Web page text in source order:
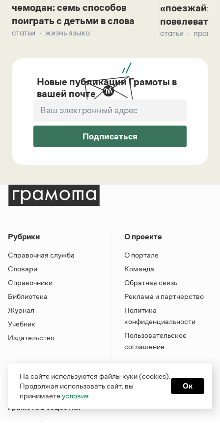
чемодан: семь способов
поиграть с детьми в слова
статьи жизнь языка
«поезжай»?
повелевать
статьи
Новые публикации Грамоты в
вашей почте
Подписаться
Рубрики
Справочная служба
Словари
Справочники
Библиотека
Журнал
Учебник
Издательство
О проекте
О портале
Команда
Обратная связь
Реклама и партнерство
Политика
конфиденциальности
Пользовательское
соглашение
Грамота в соцсетях
На сайте используются файлы куки (cookies).
Продолжая использовать сайт, вы
принимаетеусловия
Ок